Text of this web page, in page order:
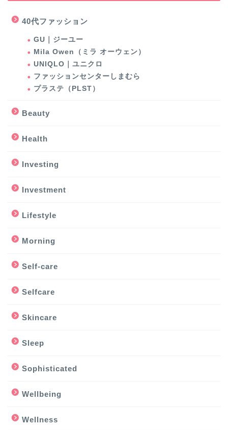
40代ファッション
GU｜ジーユー
Mila Owen（ミラ オーウェン）
UNIQLO｜ユニクロ
ファッションセンターしまむら
プラステ（PLST）
Beauty
Health
Investing
Investment
Lifestyle
Morning
Self-care
Selfcare
Skincare
Sleep
Sophisticated
Wellbeing
Wellness